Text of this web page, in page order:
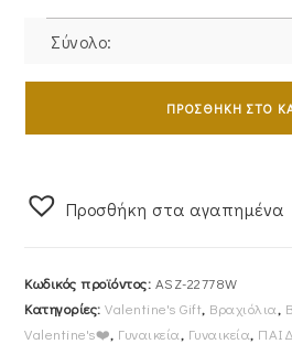
Σύνολο:
Βραχιόλι
925
Καρδιά
ποσότητα
ΠΡΟΣΘΉΚΗ ΣΤΟ
Προσθήκη στα αγαπημένα
Κωδικός προϊόντος: ASZ-22778W
Κατηγορίες:Valentine's Gift, Βραχιόλια,
Valentine's❤️, Γυναικεία, Γυναικεία,